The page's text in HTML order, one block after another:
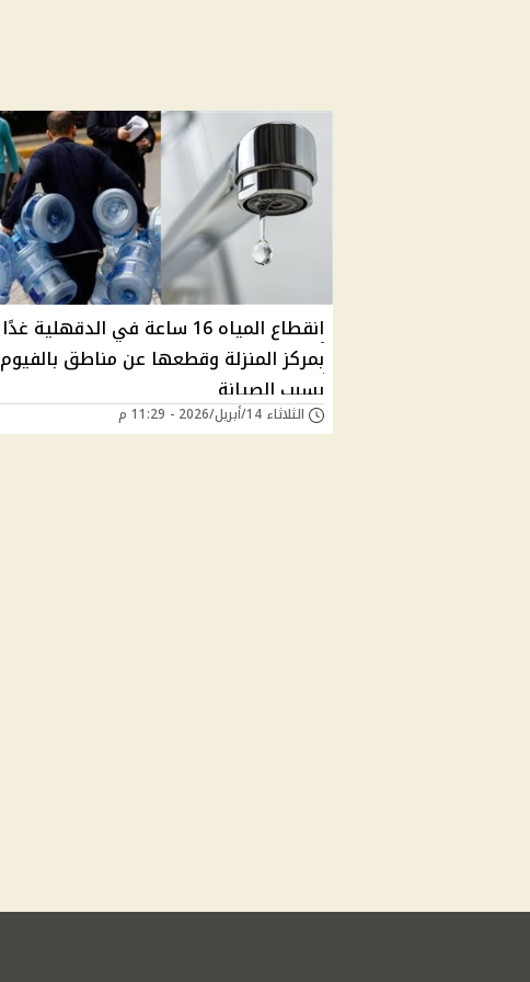
انقطاع المياه 16 ساعة في الدقهلية غدًا
بمركز المنزلة وقطعها عن مناطق بالفيوم
بسبب الصيانة
الثلاثاء 14/أبريل/2026 - 11:29 م